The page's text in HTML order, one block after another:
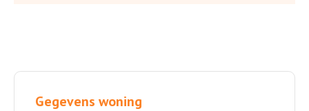
Gegevens woning